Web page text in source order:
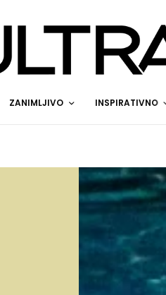
ZANIMLJIVO INSPIRATIVNO